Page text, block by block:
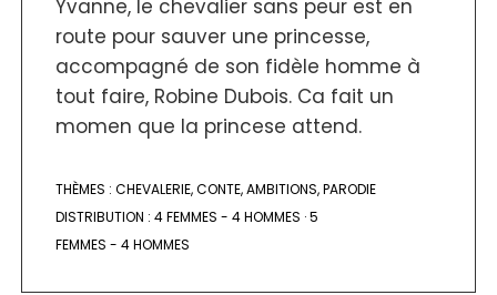
Yvanne, le chevalier sans peur est en
route pour sauver une princesse,
accompagné de son fidèle homme à
tout faire, Robine Dubois. Ca fait un
momen que la princese attend.
THÈMES : CHEVALERIE,CONTE,AMBITIONS,PARODIE
DISTRIBUTION : 4 FEMMES - 4 HOMMES ·5
FEMMES - 4 HOMMES